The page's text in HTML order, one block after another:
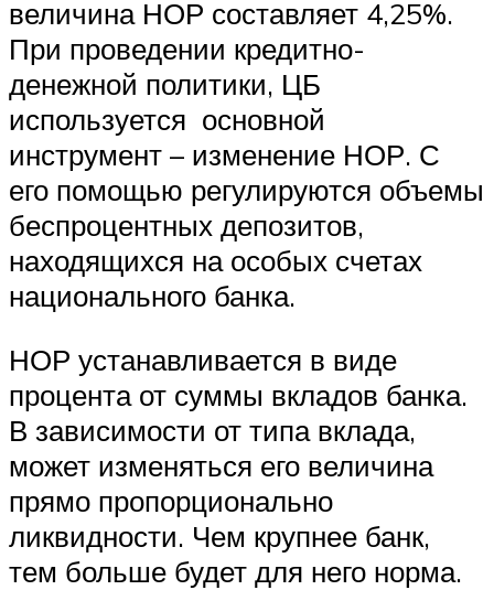
величина НОР составляет 4,25%.
При проведении кредитно-
денежной политики, ЦБ
используется основной
инструмент – изменение НОР. С
его помощью регулируются объемы
беспроцентных депозитов,
находящихся на особых счетах
национального банка.
НОР устанавливается в виде
процента от суммы вкладов банка.
В зависимости от типа вклада,
может изменяться его величина
прямо пропорционально
ликвидности. Чем крупнее банк,
тем больше будет для него норма.